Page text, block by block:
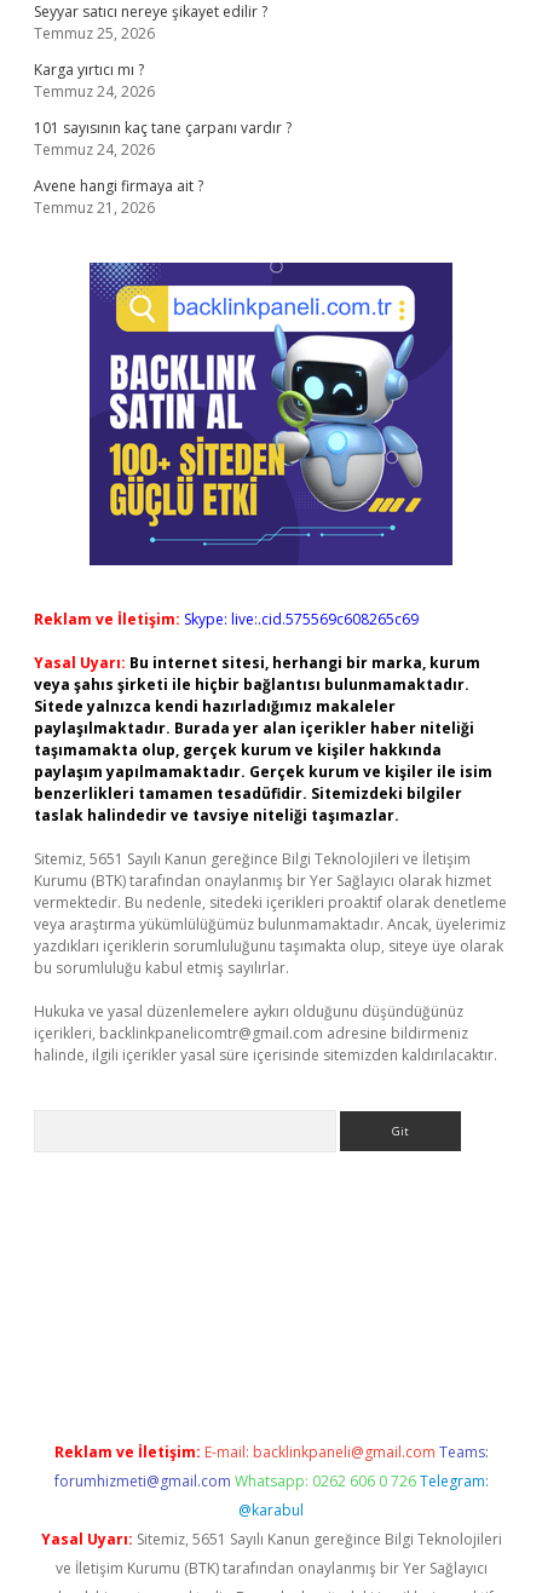
Seyyar satıcı nereye şikayet edilir ?
Temmuz 25, 2026
Karga yırtıcı mı ?
Temmuz 24, 2026
101 sayısının kaç tane çarpanı vardır ?
Temmuz 24, 2026
Avene hangi firmaya ait ?
Temmuz 21, 2026
Reklam ve İletişim: Skype: live:.cid.575569c608265c69
Yasal Uyarı: Bu internet sitesi, herhangi bir marka, kurum
veya şahıs şirketi ile hiçbir bağlantısı bulunmamaktadır.
Sitede yalnızca kendi hazırladığımız makaleler
paylaşılmaktadır. Burada yer alan içerikler haber niteliği
taşımamakta olup, gerçek kurum ve kişiler hakkında
paylaşım yapılmamaktadır. Gerçek kurum ve kişiler ile isim
benzerlikleri tamamen tesadüfidir. Sitemizdeki bilgiler
taslak halindedir ve tavsiye niteliği taşımazlar.
Sitemiz, 5651 Sayılı Kanun gereğince Bilgi Teknolojileri ve İletişim
Kurumu (BTK) tarafından onaylanmış bir Yer Sağlayıcı olarak hizmet
vermektedir. Bu nedenle, sitedeki içerikleri proaktif olarak denetleme
veya araştırma yükümlülüğümüz bulunmamaktadır. Ancak, üyelerimiz
yazdıkları içeriklerin sorumluluğunu taşımakta olup, siteye üye olarak
bu sorumluluğu kabul etmiş sayılırlar.
Hukuka ve yasal düzenlemelere aykırı olduğunu düşündüğünüz
içerikleri, backlinkpanelicomtr@gmail.com adresine bildirmeniz
halinde, ilgili içerikler yasal süre içerisinde sitemizden kaldırılacaktır.
Reklam ve İletişim: E-mail: backlinkpaneli@gmail.com Teams:
forumhizmeti@gmail.com Whatsapp: 0262 606 0 726 Telegram:
@karabul
Yasal Uyarı: Sitemiz, 5651 Sayılı Kanun gereğince Bilgi Teknolojileri
ve İletişim Kurumu (BTK) tarafından onaylanmış bir Yer Sağlayıcı